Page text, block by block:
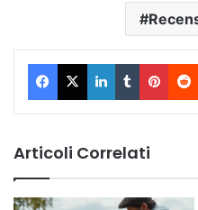
Facebook
X LinkedIn
Tumblr
Articoli Correlati